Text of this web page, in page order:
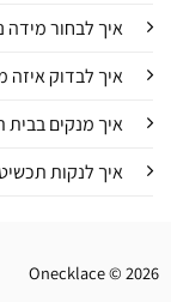
איך לבחור
איך לבדוק איזה
איך מנקים בבית
איך לנקות
Onecklace © 2026